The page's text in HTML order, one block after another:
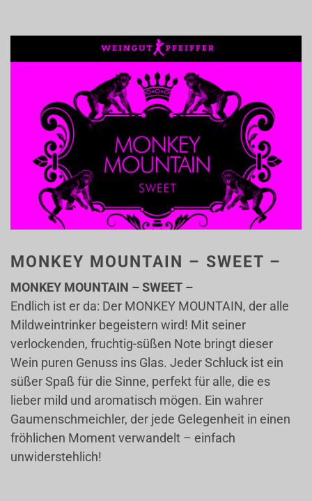
MONKEY MOUNTAIN – SWEET –
MONKEY MOUNTAIN – SWEET –
Endlich ist er da: Der MONKEY MOUNTAIN, der alle
Mildweintrinker begeistern wird! Mit seiner
verlockenden, fruchtig-süßen Note bringt dieser
Wein puren Genuss ins Glas. Jeder Schluck ist ein
süßer Spaß für die Sinne, perfekt für alle, die es
lieber mild und aromatisch mögen. Ein wahrer
Gaumenschmeichler, der jede Gelegenheit in einen
fröhlichen Moment verwandelt – einfach
unwiderstehlich!